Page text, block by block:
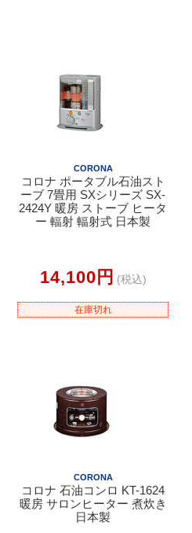
CORONA
コロナ ポータブル石油スト
ーブ 7畳用 SXシリーズ SX-
2424Y 暖房 ストーブ ヒータ
ー 輻射 輻射式 日本製
14,100円 (税込)
在庫切れ
CORONA
コロナ 石油コンロ KT-1624
暖房 サロンヒーター 煮炊き
日本製